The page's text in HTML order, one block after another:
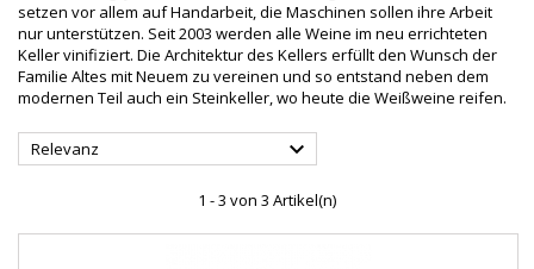
setzen vor allem auf Handarbeit, die Maschinen sollen ihre Arbeit
nur unterstützen. Seit 2003 werden alle Weine im neu errichteten
Keller vinifiziert. Die Architektur des Kellers erfüllt den Wunsch der
Familie Altes mit Neuem zu vereinen und so entstand neben dem
modernen Teil auch ein Steinkeller, wo heute die Weißweine reifen.
Relevanz 
1 - 3 von 3 Artikel(n)